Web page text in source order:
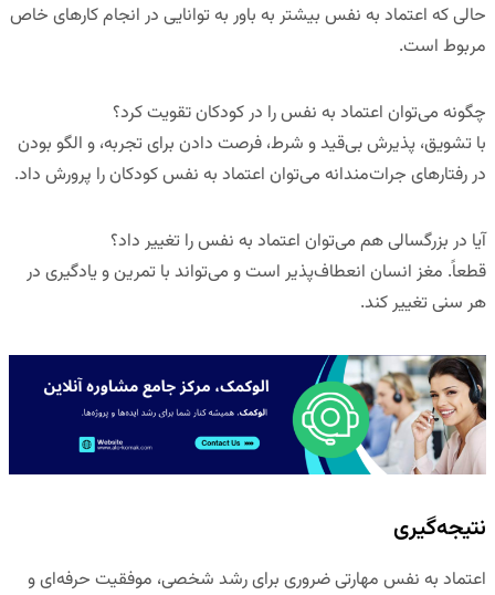
حالی که اعتماد به نفس بیشتر به باور به توانایی در انجام کارهای خاص
مربوط است.
چگونه می‌توان اعتماد به نفس را در کودکان تقویت کرد؟
با تشویق، پذیرش بی‌قید و شرط، فرصت دادن برای تجربه، و الگو بودن
در رفتارهای جرات‌مندانه می‌توان اعتماد به نفس کودکان را پرورش داد.
آیا در بزرگسالی هم می‌توان اعتماد به نفس را تغییر داد؟
قطعاً. مغز انسان انعطاف‌پذیر است و می‌تواند با تمرین و یادگیری در
هر سنی تغییر کند.
نتیجه‌گیری
اعتماد به نفس مهارتی ضروری برای رشد شخصی، موفقیت حرفه‌ای و